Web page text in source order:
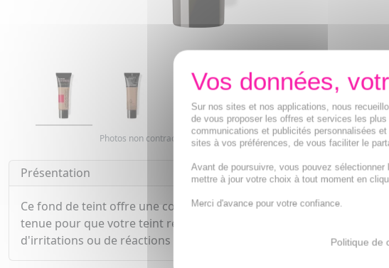
Photos non contractuelles. Copyright digimarquage
Présentation
Ce fond de teint offre une couvrance élevée, ce qui signifie qu'il
tenue pour que votre teint reste frais et uniforme tout au long de
d'irritations ou de réactions allergiques. Enfin, avec une protection
Sur nos sites et nos applications, nous
de vous proposer les offres et services les
communications et publicités personnalisées
sites à vos préférences, de vous faciliter le
Avant de poursuivre, vous pouvez
mettre à jour votre choix à tout moment en
Merci d'avance pour votre confiance.
Politique de